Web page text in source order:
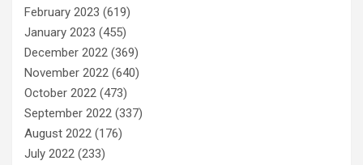
February 2023 (619)
January 2023 (455)
December 2022 (369)
November 2022 (640)
October 2022 (473)
September 2022 (337)
August 2022 (176)
July 2022 (233)